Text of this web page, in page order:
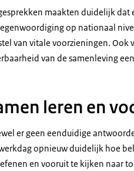
maakten duidelijk
op nationaal
van vitale voorzieningen.
van de samenleving
leren en
er geen eenduidige
opnieuw duidelijk hoe
en vooruit te kijken naar